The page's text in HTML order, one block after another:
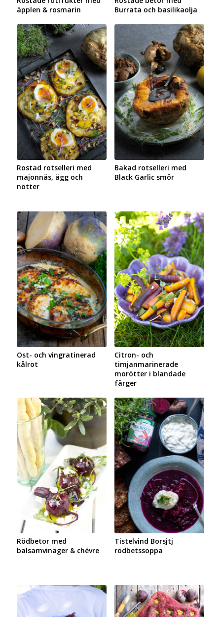
äpplen & rosmarin
Burrata och basilikaolja
Rostad rotselleri med
majonnäs, ägg och
nötter
Bakad rotselleri med
Black Garlic smör
Ost- och vingratinerad
kålrot
Citron- och
timjanmarinerade
morötter i blandade
färger
Rödbetor med
balsamvinäger & chévre
Tistelvind Borsjtj
rödbetssoppa